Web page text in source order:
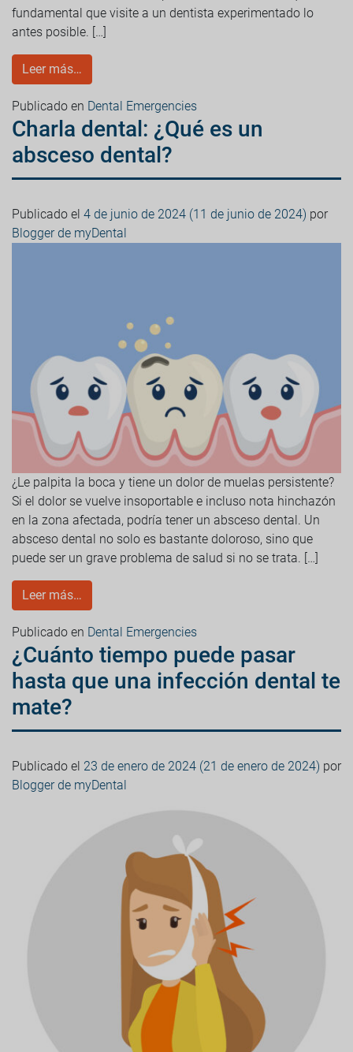
fundamental que visite a un dentista experimentado lo
antes posible. […]
Leer más…
Publicado en Dental Emergencies
Charla dental: ¿Qué es un
absceso dental?
Publicado el 4 de junio de 2024 (11 de junio de 2024) por
Blogger de myDental
¿Le palpita la boca y tiene un dolor de muelas persistente?
Si el dolor se vuelve insoportable e incluso nota hinchazón
en la zona afectada, podría tener un absceso dental. Un
absceso dental no solo es bastante doloroso, sino que
puede ser un grave problema de salud si no se trata. […]
Leer más…
Publicado en Dental Emergencies
¿Cuánto tiempo puede pasar
hasta que una infección dental te
mate?
Publicado el 23 de enero de 2024 (21 de enero de 2024) por
Blogger de myDental